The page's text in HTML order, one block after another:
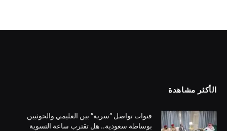
الأكثر مشاهدة
قنوات تواصل “سرية” بين العليمي والحوثيين
بوساطة سعودية.. هل تقترب ساعة التسوية